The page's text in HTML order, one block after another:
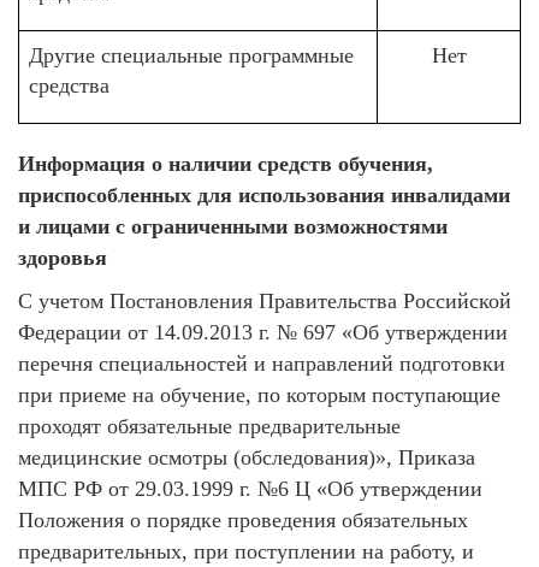
Другие специальные программные
средства
Нет
Информация о наличии средств обучения,
приспособленных для использования инвалидами
и лицами с ограниченными возможностями
здоровья
С учетом Постановления Правительства Российской
Федерации от 14.09.2013 г. № 697 «Об утверждении
перечня специальностей и направлений подготовки
при приеме на обучение, по которым поступающие
проходят обязательные предварительные
медицинские осмотры (обследования)», Приказа
МПС РФ от 29.03.1999 г. №6 Ц «Об утверждении
Положения о порядке проведения обязательных
предварительных, при поступлении на работу, и